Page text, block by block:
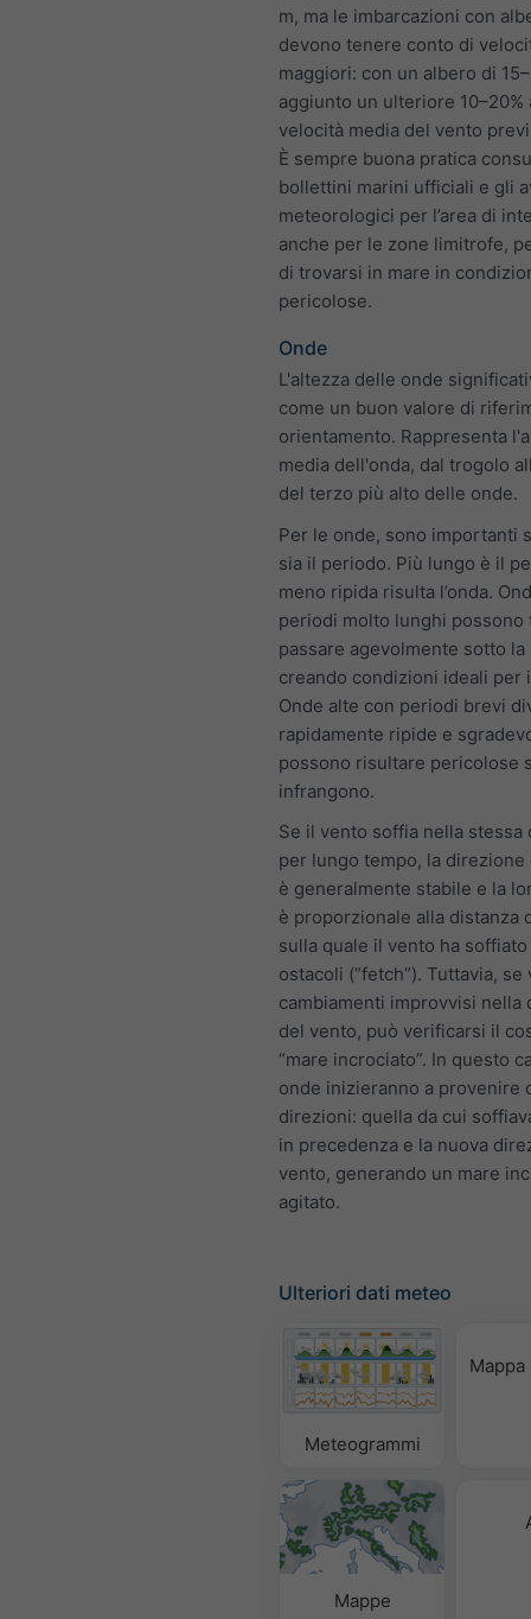
m, ma le imbarcazioni con
devono tenere conto di
maggiori: con un albero di
aggiunto un ulteriore 10–20%
velocità media del vento
È sempre buona pratica
bollettini marini ufficiali e gli
meteorologici per l’area di
anche per le zone limitrofe,
di trovarsi in mare in
pericolose.
Onde
L'altezza delle onde
come un buon valore di
orientamento. Rappresenta
media dell'onda, dal trogolo
del terzo più alto delle onde.
Per le onde, sono importanti
sia il periodo. Più lungo è il
meno ripida risulta l’onda.
periodi molto lunghi possono
passare agevolmente sotto la
creando condizioni ideali per
Onde alte con periodi brevi
rapidamente ripide e
possono risultare pericolose
infrangono.
Se il vento soffia nella stessa
per lungo tempo, la
è generalmente stabile e la
è proporzionale alla distanza
sulla quale il vento ha
ostacoli (“fetch”). Tuttavia, se
cambiamenti improvvisi nella
del vento, può verificarsi il
“mare incrociato”. In questo
onde inizieranno a provenire
direzioni: quella da cui
in precedenza e la nuova
vento, generando un mare
agitato.
Ulteriori dati meteo
Meteogrammi
Mappe